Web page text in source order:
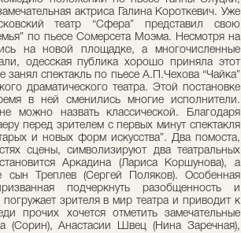
актриса Галина Короткевич. Уже
театр “Сфера” представил свою
по пьесе Сомерсета Моэма. Несмотря на
на новой площадке, а многочисленные
одесская публика хорошо приняла этот
занял спектакль по пьесе А.П.Чехова “Чайка”
драматического театра. Этой постановке
в ней сменились многие исполнители.
можно назвать классической. Благодаря
перед зрителем с первых минут спектакля
и новых форм искусства”. Два помоста,
сцены, символизируют два театральных
Аркадина (Лариса Коршунова), а
Треплев (Сергей Поляков). Особенная
подчеркнуть разобщенность и
зрителя в мир театра и приводит к
прочих хочется отметить замечательные
(Сорин), Анастасии Швец (Нина Заречная),